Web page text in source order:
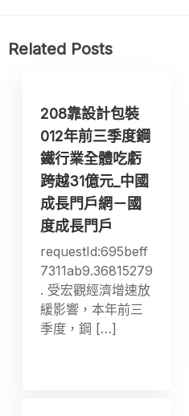
Related Posts
208靠設計包裝
012年前三季度鋼
鐵行業全體吃虧
跨越31億元_中國
成長門戶網－國
度成長門戶
requestId:695beff
7311ab9.36815279
. 受宏觀經濟增速放
緩影響，本年前三
季度，鋼 […]